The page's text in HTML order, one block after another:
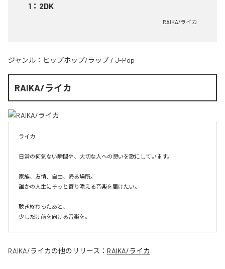
1 ： 2DK
RAIKA/ライカ
ジャンル： ヒップホップ/ラップ / J-Pop
RAIKA/ライカ
ライカ
日常の何気ない瞬間や、大切な人への想いを歌にしています。
家族、友情、自由、帰る場所。
誰かの人生にそっと寄り添える音楽を届けたい。
聴き終わったあと、
少しだけ前を向ける音楽を。
RAIKA/ライカの他のリリース： RAIKA/ライカ